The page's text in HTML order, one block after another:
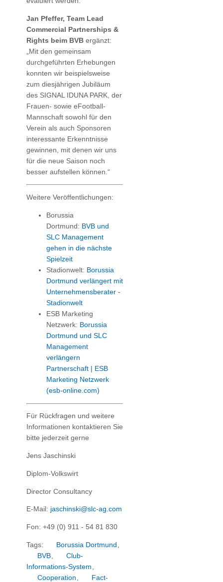
Jan Pfeffer, Team Lead
Commercial Partnerships &
Rights beim BVBergänzt:
„Mit den gemeinsam
durchgeführten Erhebungen
konnten wir beispielsweise
zum diesjährigen Jubiläum
des SIGNAL IDUNA PARK, der
Frauen- sowie eFootball-
Mannschaft sowohl für den
Verein als auch Sponsoren
interessante Erkenntnisse
gewinnen, mit denen wir uns
für die neue Saison noch
besser aufstellen können.“
Weitere Veröffentlichungen:
Borussia
Dortmund: BVB und
SLC Management
gehen in die nächste
Spielzeit
Stadionwelt: Borussia
Dortmund verlängert mit
Unternehmensberater -
Stadionwelt
ESB Marketing
Netzwerk: Borussia
Dortmund und SLC
Management
verlängern
Partnerschaft | ESB
Marketing Netzwerk
(esb-online.com)
Für Rückfragen und weitere
Informationen kontaktieren Sie
bitte jederzeit gerne
Jens Jaschinski
Diplom-Volkswirt
Director Consultancy
E-Mail: jaschinski@slc-ag.com
Fon: +49 (0) 911 - 54 81 830
Tags: Borussia Dortmund
BVB
Club-
Informations-System
Cooperation
Fact-